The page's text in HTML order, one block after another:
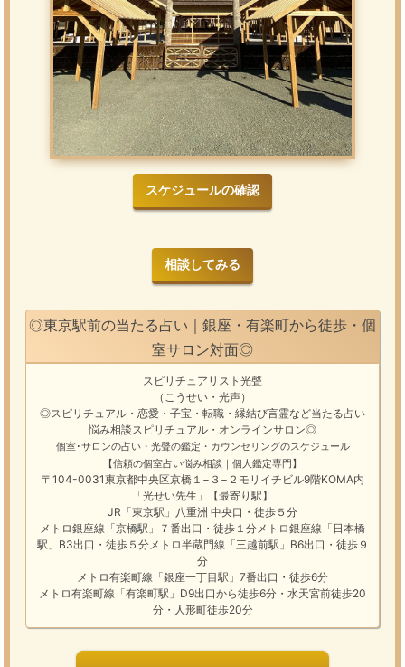
スケジュールの確認
相談してみる
◎東京駅前の当たる占い｜銀座・有楽町から徒歩・個
室サロン対面◎
スピリチュアリスト光聲
（こうせい・光声）
◎スピリチュアル・恋愛・子宝・転職・縁結び言霊など当たる占い
悩み相談スピリチュアル・オンラインサロン◎
個室･サロンの占い・光聲の鑑定・カウンセリングのスケジュール
【信頼の個室占い悩み相談｜個人鑑定専門】
〒104-0031東京都中央区京橋１−３−２モリイチビル9階KOMA内
「光せい先生」【最寄り駅】
JR「東京駅」八重洲 中央口・徒歩５分
メトロ銀座線「京橋駅」７番出口・徒歩１分メトロ銀座線「日本橋
駅」B3出口・徒歩５分メトロ半蔵門線「三越前駅」B6出口・徒歩９
分
メトロ有楽町線「銀座一丁目駅」7番出口・徒歩6分
メトロ有楽町線「有楽町駅」D9出口から徒歩6分・水天宮前徒歩20
分・人形町徒歩20分